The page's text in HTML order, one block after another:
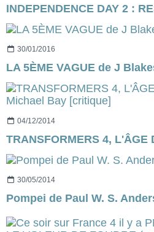
30/01/2016
LA 5ÈME VAGUE de J
04/12/2014
30/05/2014
Pompei de Paul W. S.